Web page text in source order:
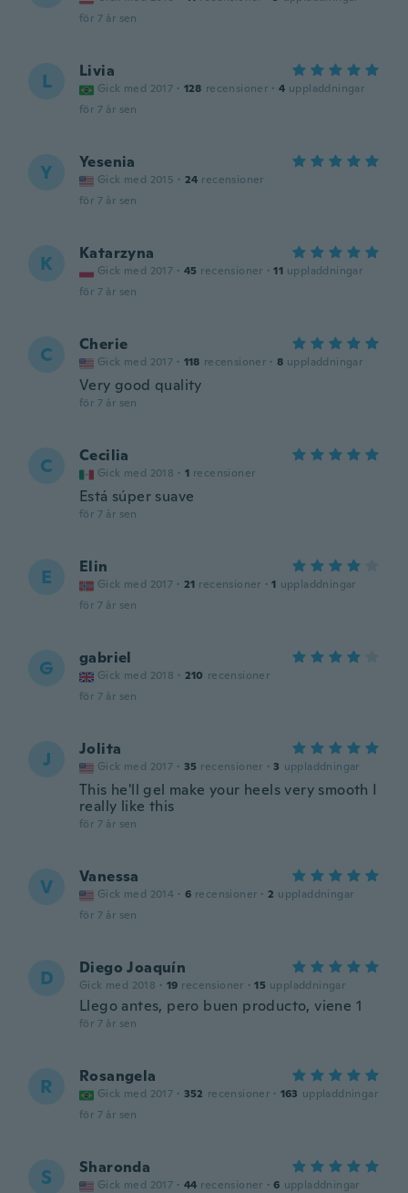
för 7 år sen
L Livia
Gick med 2017 · 128 recensioner · 4 uppladdningar
för 7 år sen
Y Yesenia
Gick med 2015 · 24 recensioner
för 7 år sen
K Katarzyna
Gick med 2017 · 45 recensioner · 11 uppladdningar
för 7 år sen
C Cherie
Gick med 2017 · 118 recensioner · 8 uppladdningar
Very good quality
för 7 år sen
C Cecilia
Gick med 2018 · 1 recensioner
Está súper suave
för 7 år sen
E Elin
Gick med 2017 · 21 recensioner · 1 uppladdningar
för 7 år sen
G gabriel
Gick med 2018 · 210 recensioner
för 7 år sen
J Jolita
Gick med 2017 · 35 recensioner · 3 uppladdningar
This he'll gel make your heels very smooth I
really like this
för 7 år sen
V Vanessa
Gick med 2014 · 6 recensioner · 2 uppladdningar
för 7 år sen
D Diego Joaquín
Gick med 2018 · 19 recensioner · 15 uppladdningar
Llego antes, pero buen producto, viene 1
för 7 år sen
R Rosangela
Gick med 2017 · 352 recensioner · 163 uppladdningar
för 7 år sen
S Sharonda
Gick med 2017 · 44 recensioner · 6 uppladdningar